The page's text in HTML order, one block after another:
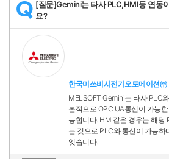
Q [질문]Gemini는 타사 PLC,HMI등 연동
요?
한국미쓰비시전기오토메이션㈜
MELSOFT Gemini는 타사 PLC
본적으로 OPC UA통신이 가능
능합니다. HMI같은 경우는 해당
는 것으로 PLC와 통신이 가능하
잇습니다.